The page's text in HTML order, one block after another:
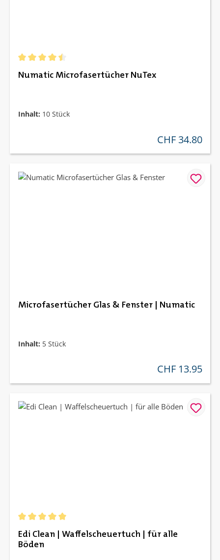
Numatic Microfasertücher NuTex
Inhalt: 10 Stück
regulärer preis:
CHF 34.80
Microfasertücher Glas & Fenster | Numatic
Inhalt: 5 Stück
regulärer preis:
CHF 13.95
Edi Clean | Waffelscheuertuch | für alle
Böden